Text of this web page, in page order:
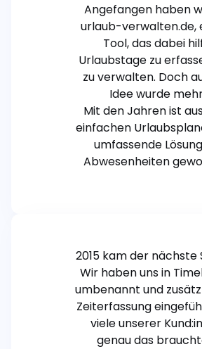
Angefangen haben
urlaub-verwalten.de,
Tool, das dabei
Urlaubstage zu
zu verwalten. Doch
Idee wurde
Mit den Jahren ist
einfachen
umfassende
Abwesenheiten
2015 kam der nächste
Wir haben uns in
umbenannt und
Zeiterfassung
viele unserer
genau das